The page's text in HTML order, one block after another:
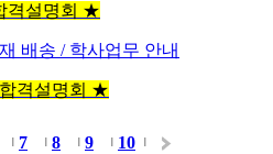
격설명회 ★
배송 / 학사업무 안내
격설명회 ★
7 8 9 10